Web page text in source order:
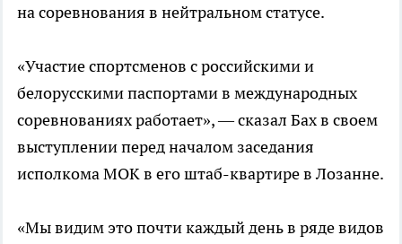
на соревнования в нейтральном статусе.
«Участие спортсменов с российскими и
белорусскими паспортами в международных
соревнованиях работает», — сказал Бах в своем
выступлении перед началом заседания
исполкома МОК в его штаб-квартире в Лозанне.
«Мы видим это почти каждый день в ряде видов